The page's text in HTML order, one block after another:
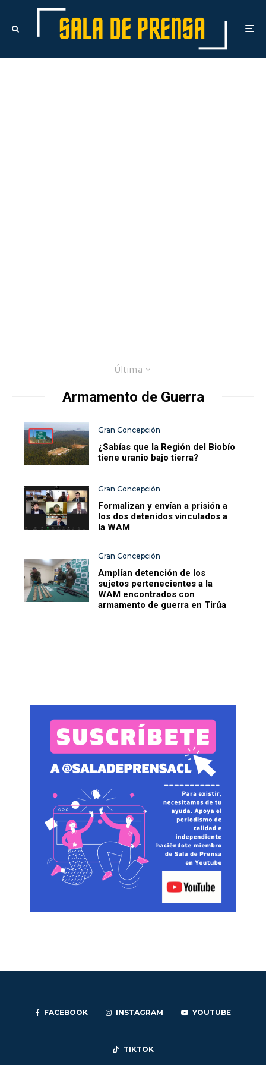
Última
Armamento de Guerra
Gran Concepción
¿Sabías que la Región del Biobío
tiene uranio bajo tierra?
Gran Concepción
Formalizan y envían a prisión a
los dos detenidos vinculados a
la WAM
Gran Concepción
Amplían detención de los
sujetos pertenecientes a la
WAM encontrados con
armamento de guerra en Tirúa
FACEBOOK INSTAGRAM YOUTUBE
TIKTOK